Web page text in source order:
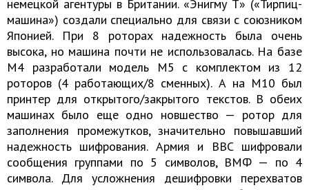
немецкой агентуры в Британии. «Энигму Т» («Тирпиц-
машина») создали специально для связи с союзником
Японией. При 8 роторах надежность была очень
высока, но машина почти не использовалась. На базе
М4 разработали модель М5 с комплектом из 12
роторов (4 работающих/8 сменных). А на М10 был
принтер для открытого/закрытого текстов. В обеих
машинах было еще одно новшество — ротор для
заполнения промежутков, значительно повышавший
надежность шифрования. Армия и ВВС шифровали
сообщения группами по 5 символов, ВМФ — по 4
символа. Для усложнения дешифровки перехватов